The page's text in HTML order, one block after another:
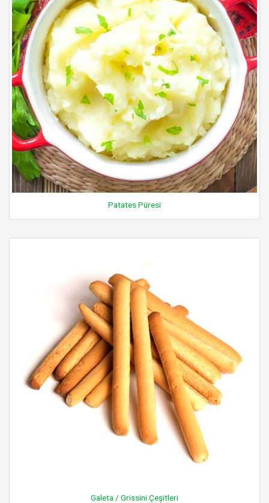
Patates Püresi
Galeta / Grissini Çeşitleri